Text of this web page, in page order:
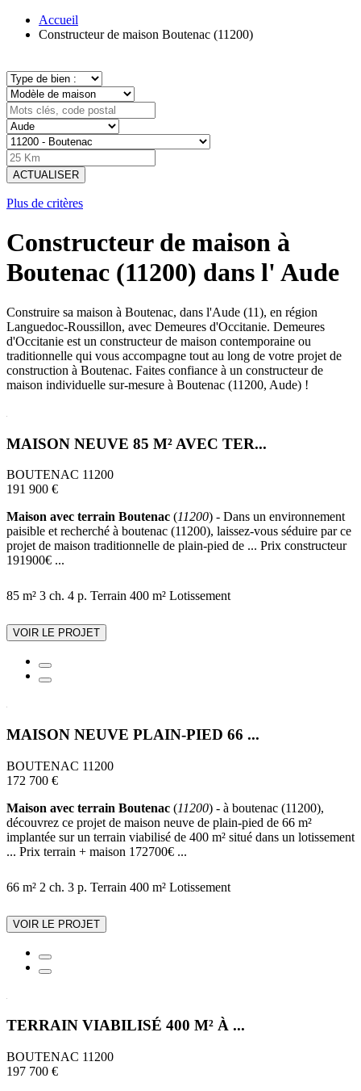
Accueil
Constructeur de maison Boutenac (11200)
ACTUALISER
Plus de critères
Constructeur de maison à
Boutenac (11200) dans l' Aude
Construire sa maison à Boutenac, dans l'Aude (11), en région
Languedoc-Roussillon, avec Demeures d'Occitanie. Demeures
d'Occitanie est un constructeur de maison contemporaine ou
traditionnelle qui vous accompagne tout au long de votre projet de
construction à Boutenac. Faites confiance à un constructeur de
maison individuelle sur-mesure à Boutenac (11200, Aude) !
MAISON NEUVE 85 M² AVEC TER...
BOUTENAC 11200
191 900 €
Maison avec terrain Boutenac (11200) - Dans un environnement
paisible et recherché à boutenac (11200), laissez-vous séduire par ce
projet de maison traditionnelle de plain-pied de ... Prix constructeur
191900€ ...
85 m² 3 ch. 4 p. Terrain 400 m² Lotissement
VOIR LE PROJET
MAISON NEUVE PLAIN-PIED 66 ...
BOUTENAC 11200
172 700 €
Maison avec terrain Boutenac (11200) - à boutenac (11200),
découvrez ce projet de maison neuve de plain-pied de 66 m²
implantée sur un terrain viabilisé de 400 m² situé dans un lotissement
... Prix terrain + maison 172700€ ...
66 m² 2 ch. 3 p. Terrain 400 m² Lotissement
VOIR LE PROJET
TERRAIN VIABILISÉ 400 M² À ...
BOUTENAC 11200
197 700 €